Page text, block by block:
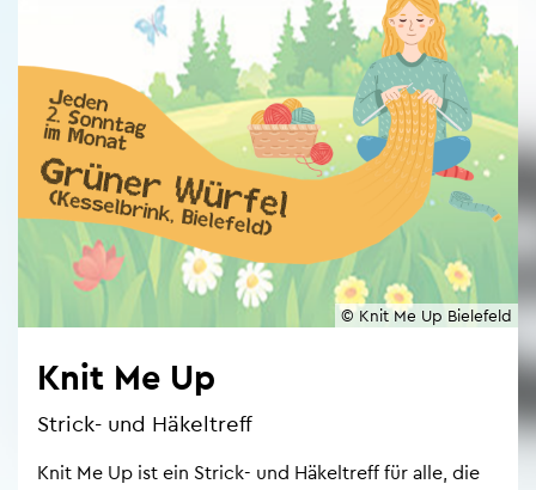
© Knit Me Up Bie­le­feld
Knit Me Up
Strick- und Hä­kel­treff
Knit Me Up ist ein Strick- und Hä­kel­treff für alle, die